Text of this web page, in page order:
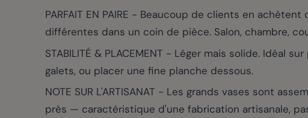
PARFAIT EN PAIRE - Beaucoup de clients en
différentes dans un coin de pièce. Salon, chambre,
STABILITÉ & PLACEMENT - Léger mais solide. Idéal
galets, ou placer une fine planche dessous.
NOTE SUR L'ARTISANAT - Les grands vases sont
près — caractéristique d'une fabrication artisanale,